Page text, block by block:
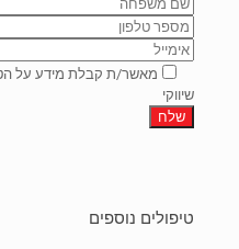
מאשר/ת קבלת מידע על
שיווקי
טיפולים נוספים